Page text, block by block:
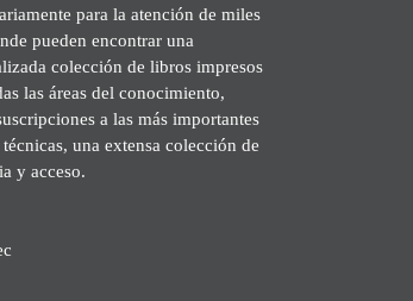
para la atención de miles
pueden encontrar una
colección de libros impresos
las áreas del conocimiento,
a las más importantes
una extensa colección de
y acceso.